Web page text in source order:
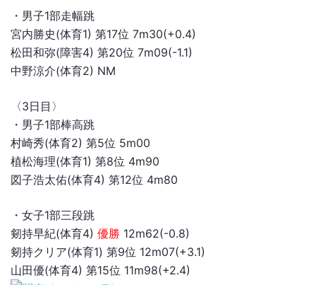
・男子1部走幅跳
宮内勝史(体育1) 第17位 7m30(+0.4)
松田和弥(障害4) 第20位 7m09(-1.1)
中野涼介(体育2) NM
〈3日目〉
・男子1部棒高跳
村崎秀(体育2) 第5位 5m00
植松海理(体育1) 第8位 4m90
図子浩太佑(体育4) 第12位 4m80
・女子1部三段跳
剱持早紀(体育4) 優勝 12m62(-0.8)
剱持クリア(体育1) 第9位 12m07(+3.1)
山田優(体育4) 第15位 11m98(+2.4)